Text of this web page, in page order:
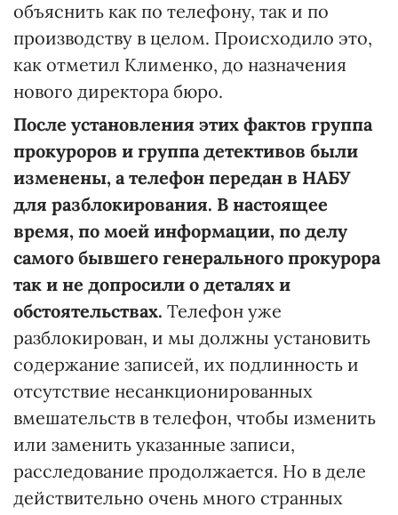
объяснить как по телефону, так и по
производству в целом. Происходило это,
как отметил Клименко, до назначения
нового директора бюро.
После установления этих фактов группа
прокуроров и группа детективов были
изменены, а телефон передан в НАБУ
для разблокирования. В настоящее
время, по моей информации, по делу
самого бывшего генерального прокурора
так и не допросили о деталях и
обстоятельствах. Телефон уже
разблокирован, и мы должны установить
содержание записей, их подлинность и
отсутствие несанкционированных
вмешательств в телефон, чтобы изменить
или заменить указанные записи,
расследование продолжается. Но в деле
действительно очень много странных